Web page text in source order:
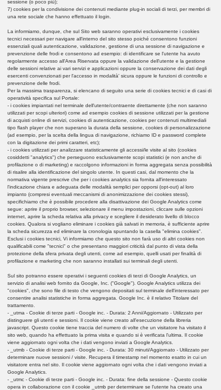
sessione (o poco più);
7) cookies per la condivisione dei contenuti mediante plug-in sociali di terzi, per membri di
una rete sociale che hanno effettuato il login.
La informiamo, dunque, che sul Sito web saranno operativi esclusivamente i cookies
tecnici necessari per navigare all'interno del sito stesso poiché consentono funzioni
essenziali quali autenticazione, validazione, gestione di una sessione di navigazione e
prevenzione delle frodi e consentono ad esempio: di identificare se l'utente ha avuto
regolarmente accesso all'Area Riservata oppure la validazione dell'utente e la gestione
delle sessioni relative ai vari servizi e applicazioni oppure la conservazione dei dati degli
esercenti convenzionati per l'accesso in modalità' sicura oppure le funzioni di controllo e
prevenzione delle frodi.
Per la massima trasparenza, si elencano di seguito una serie di cookies tecnici e di casi di
operatività specifica sul Portale:
- i cookies impiantati nel terminale dell'utente/contraente direttamente (che non saranno
utilizzati per scopi ulteriori) come ad esempio cookies di sessione utilizzati per la gestione
di acquisti online di servizi, cookies di autenticazione, cookies per contenuti multimediali
tipo flash player che non superano la durata della sessione, cookies di personalizzazione
(ad esempio, per la scelta della lingua di navigazione, richiamo ID e password complete
con la digitazione dei primi caratteri, etc);
- i cookies utilizzati per analizzare statisticamente gli accessi/le visite al sito (cookies
cosiddetti "analytics") che perseguono esclusivamente scopi statistici (e non anche di
profilazione o di marketing) e raccolgono informazioni in forma aggregata senza possibilità
di risalire alla identificazione del singolo utente. In questi casi, dal momento che la
normativa vigente prescrive che per i cookies analytics sia fornita all'interessato
l'indicazione chiara e adeguata delle modalità semplici per opporsi (opt-out) al loro
impianto (compresi eventuali meccanismi di anonimizzazione dei cookies stessi),
specifichiamo che è possibile procedere alla disattivazione dei Google Analytics come
segue: aprire il proprio browser, selezionare il menu impostazioni, cliccare sulle opzioni
internet, aprire la scheda relativa alla privacy e scegliere il desiderato livello di blocco
cookies. Qualora si vogliano eliminare i cookies già salvati in memoria, è sufficiente aprire
la scheda sicurezza ed eliminare la cronologia spuntando la casella "elimina cookies".
Esclusi i cookies tecnici, Vi informiamo che questo sito non farà uso di altri cookies non
qualificabili come "tecnici" o che presentano maggiori criticità dal punto di vista della
protezione della sfera privata degli utenti, come ad esempio, quelli usati per finalità di
profilazione e marketing che non saranno installati sui terminali degli utenti.
Sul sito potranno essere operativi i seguenti cookies di terzi di Google Analytics, un
servizio di analisi web fornito da Google, Inc. ("Google"). Google Analytics utilizza dei
"cookies", che sono file di testo che vengono depositati sul terminale dell'interessato per
consentire analisi statistiche in forma aggregata. Google Inc. è il relativo Titolare del
trattamento.
- _utma - Cookie di terze parti - Google inc. - Durata: 2 Anni/Aggiornato - Utilizzato per
distinguere gli utenti e sessioni. Il cookie viene creato all'esecuzione della libreria
javascript. Questo cookie tiene traccia del numero di volte che un visitatore ha visitato il
sito web, quando ha effettuato la prima visita e quando si è verificata l'ultima. Il cookie
viene aggiornato ogni volta che i dati vengono inviati a Google Analytics.
- _utmb - Cookie di terze parti - Google inc. - Durata: 30 minuti/Aggiornato - Utilizzato per
determinare nuove sessioni / visite. Recupera il timestamp nel momento esatto in cui un
visitatore entra nel sito. Il cookie viene aggiornato ogni volta che i dati vengono inviati a
Google Analytics.
- _utmc - Cookie di terze parti - Google inc. - Durata: fine della sessione - Questo cookie
opera in collaborazione con il cookie _utmb per determinare se l'utente ha creato una